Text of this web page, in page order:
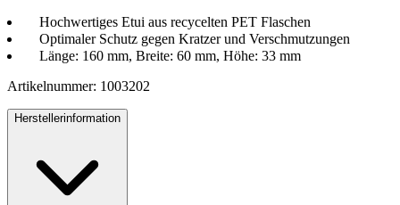
Hochwertiges Etui aus recycelten PET Flaschen
Optimaler Schutz gegen Kratzer und Verschmutzungen
Länge: 160 mm, Breite: 60 mm, Höhe: 33 mm
Artikelnummer: 1003202
Herstellerinformation